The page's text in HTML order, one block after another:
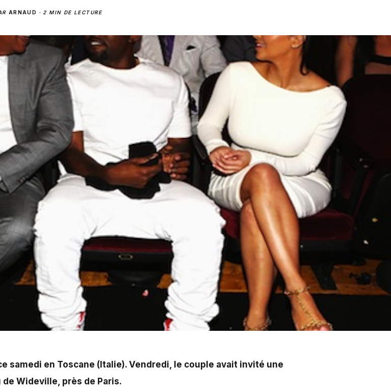
ARNAUD · 2 MIN DE LECTURE
samedi en Toscane (Italie).Vendredi, le couple avait invité une
Wideville, près de Paris.